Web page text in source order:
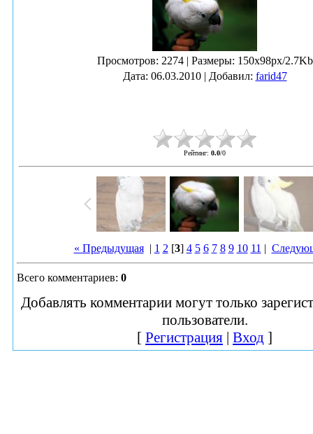
Просмотров: 2274 | Размеры: 150x98px/2.7Kb
Дата: 06.03.2010 | Добавил: farid47
Рейтинг: 0.0/0
« Предыдущая| 1 2 [3] 4 5 6 7 8 9 10 11 |
Всего комментариев: 0
Добавлять комментарии могут только
пользователи.
[ Регистрация | Вход ]